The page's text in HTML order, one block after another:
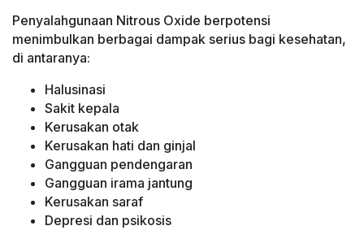
Penyalahgunaan Nitrous Oxide berpotensi
menimbulkan berbagai dampak serius bagi kesehatan,
di antaranya:
Halusinasi
Sakit kepala
Kerusakan otak
Kerusakan hati dan ginjal
Gangguan pendengaran
Gangguan irama jantung
Kerusakan saraf
Depresi dan psikosis